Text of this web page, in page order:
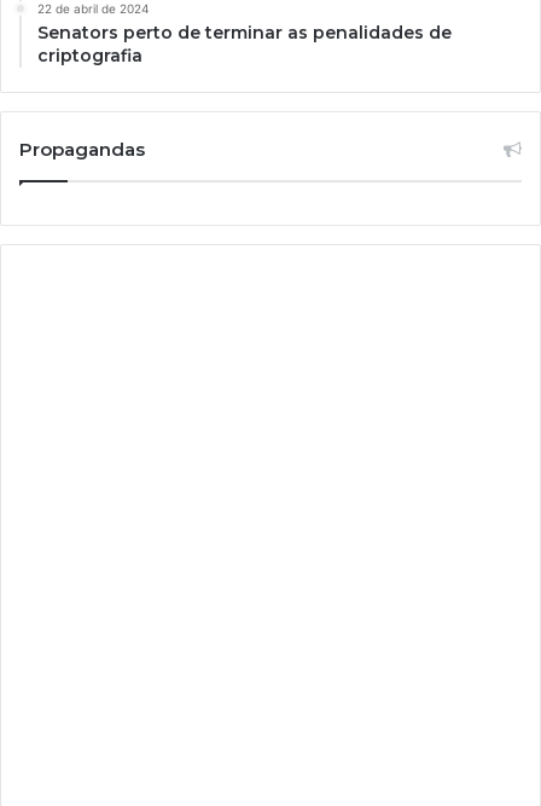
22 de abril de 2024
Senators perto de terminar as penalidades de
criptografia
Propagandas